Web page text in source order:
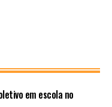
em escola no